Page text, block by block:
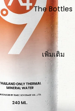
The Bottles
เพิ่มเติม